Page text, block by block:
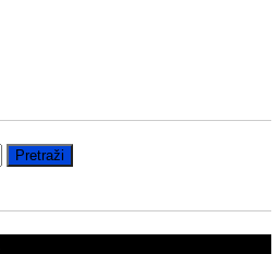
Pretraži